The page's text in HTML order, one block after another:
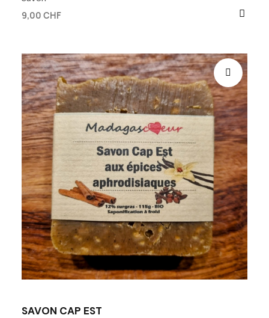
9,00 CHF
SAVON CAP EST